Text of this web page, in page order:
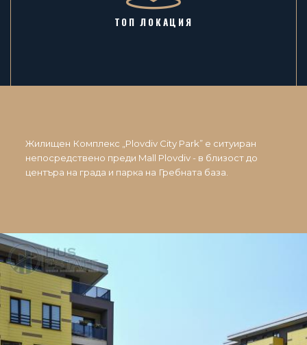
ТОП ЛОКАЦИЯ
Жилищен Комплекс „Plovdiv City Park” е ситуиран
непосредствено преди Mall Plovdiv - в близост до
центъра на града и парка на Гребната база.